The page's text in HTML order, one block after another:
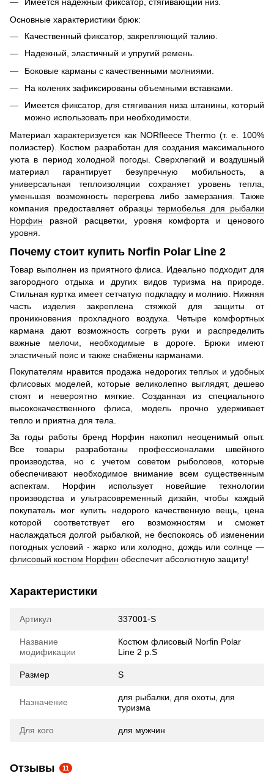
Имеется надежный фиксатор, стягивающий низ.
Основные характеристики брюк:
Качественный фиксатор, закрепляющий талию.
Надежный, эластичный и упругий ремень.
Боковые карманы с качественными молниями.
На коленях зафиксированы объемными вставками.
Имеется фиксатор, для стягивания низа штанины, который
можно использовать при необходимости.
Материал характеризуется как NORfleece Thermo (т. е. 100%
полиэстер). Костюм разработан для создания максимального
уюта в период холодной погоды. Сверхлегкий и воздушный
материал гарантирует безупречную мобильность, а
универсальная теплоизоляции сохраняет уровень тепла,
уменьшая возможность перегрева либо замерзания. Также
компания предоставляет образцытермобелья для рыбалки
Норфин разной расцветки, уровня комфорта и ценового
уровня.
Почему стоит купить Norfin Polar Line 2
Товар выполнен из приятного флиса. Идеально подходит для
загородного отдыха и других видов туризма на природе.
Стильная куртка имеет сетчатую ​​подкладку и молнию. Нижняя
часть изделия закреплена стяжкой для защиты от
проникновения прохладного воздуха. Четыре комфортных
кармана дают возможность согреть руки и распределить
важные мелочи, необходимые в дороге. Брюки имеют
эластичный пояс и также снабжены карманами.
Покупателям нравится продажа недорогих теплых и удобных
флисовых моделей, которые великолепно выглядят, дешево
стоят и невероятно мягкие. Созданная из специального
высококачественного флиса, модель прочно удерживает
тепло и приятна для тела.
За годы работы бренд Норфин накопил неоценимый опыт.
Все товары разработаны профессионалами швейного
производства, но с учетом советом рыболовов, которые
обеспечивают необходимое внимание всем существенным
аспектам. Норфин использует новейшие технологии
производства и ультрасовременный дизайн, чтобы каждый
покупатель мог купить недорого качественную вещь, цена
которой соответствует его возможностям и сможет
наслаждаться долгой рыбалкой, не беспокоясь об изменении
погодных условий - жарко или холодно, дождь или солнце —
флисовый костюм Норфин обеспечит абсолютную защиту!
Характеристики
Артикул 337001-S
Название
модификации
Костюм флисовый Norfin Polar
Line 2 р.S
Размер S
Назначение
для рыбалки, для охоты, для
туризма
Для кого для мужчин
Отзывы 11